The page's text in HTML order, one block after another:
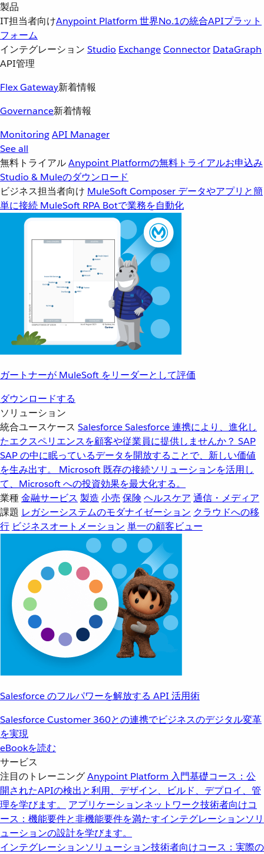
製品
IT担当者向けAnypoint Platform 世界No.1の統合APIプラット
フォーム
インテグレーション Studio ExchangeConnector DataGraph
API管理
Flex Gateway新着情報
Governance新着情報
MonitoringAPI Manager
See all
無料トライアルAnypoint Platformの無料トライアルお申込み
Studio & Muleのダウンロード
ビジネス担当者向け MuleSoft Composer データやアプリと簡
単に接続 MuleSoft RPA Botで業務を自動化
ガートナーが MuleSoft をリーダーとして評価
ダウンロードする
ソリューション
統合ユースケース SalesforceSalesforce 連携により、進化し
たエクスペリエンスを顧客や従業員に提供しませんか？ SAP
SAP の中に眠っているデータを開放することで、新しい価値
を生み出す。
Microsoft 既存の接続ソリューションを活用し
て、Microsoft への投資効果を最大化する。
業種金融サービス 製造 小売 保険 ヘルスケア 通信・メディア
課題 レガシーシステムのモダナイゼーション クラウドへの移
行 ビジネスオートメーション 単一の顧客ビュー
Salesforce のフルパワーを解放する API 活用術
Salesforce Customer 360との連携でビジネスのデジタル変革
を実現
eBookを読む
サービス
注目のトレーニングAnypoint Platform 入門基礎コース：公
開されたAPIの検出と利用、デザイン、ビルド、デプロイ、管
理を学びます。
アプリケーションネットワーク技術者向けコ
ース：機能要件と非機能要件を満たすインテグレーションソリ
ューションの設計を学びます。
インテグレーションソリューション技術者向けコース：実際の